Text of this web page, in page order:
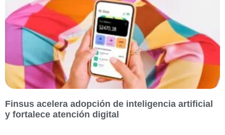
Finsus acelera adopción de inteligencia artificial
y fortalece atención digital